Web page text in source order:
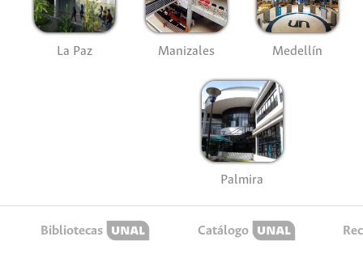
La Paz Manizales Medellín
Palmira
Bibliotecas Catálogo